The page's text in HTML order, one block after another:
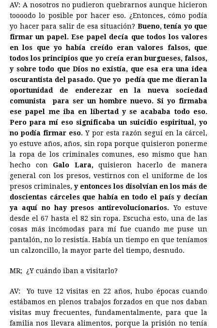
AV: A nosotros no pudieron quebrarnos aunque hicieron
toooodo lo posible por hacer eso. ¿Entonces, cómo podía
yo hacer para salir de esa situación? Bueno, tenía yo que
firmar un papel. Ese papel decía que todos los valores
en los que yo había creído eran valores falsos, que
todos los principios que yo creía eran burgueses, falsos,
y sobre todo que Dios no existía, que esa era una idea
oscurantista del pasado. Que yo pedía que me dieran la
oportunidad de enderezar en la nueva sociedad
comunista para ser un hombre nuevo. Si yo firmaba
ese papel me iba en libertad y se acababa todo eso.
Pero para mí eso significaba un suicidio espiritual, yo
no podía firmar eso. Y por esta razón seguí en la cárcel,
yo estuve años, años, sin ropa porque quisieron ponerme
la ropa de los criminales comunes, eso mismo que han
hecho con Galo Lara,quisieron hacerlo de manera
general con los presos, vestirnos con el uniforme de los
presos criminales, y entonces los disolvían en los más de
doscientas cárceles que había en todo el país y decían
ya aquí no hay presos antirevolucionarios. Yo estuve
desde el 67 hasta el 82 sin ropa. Escucha esto, una de las
cosas más incómodas para mí fue cuando me puse un
pantalón, no lo resistía. Había un tiempo en que teníamos
un calzoncillo, la mayor parte del tiempo, desnudo.
MR; ¿Y cuándo iban a visitarlo?
AV: Yo tuve 12 visitas en 22 años, hubo épocas cuando
estábamos en plenos trabajos forzados en que nos daban
visitas muy frecuentes, fundamentalmente, para que la
familia nos llevara alimentos, porque la prisión no tenía